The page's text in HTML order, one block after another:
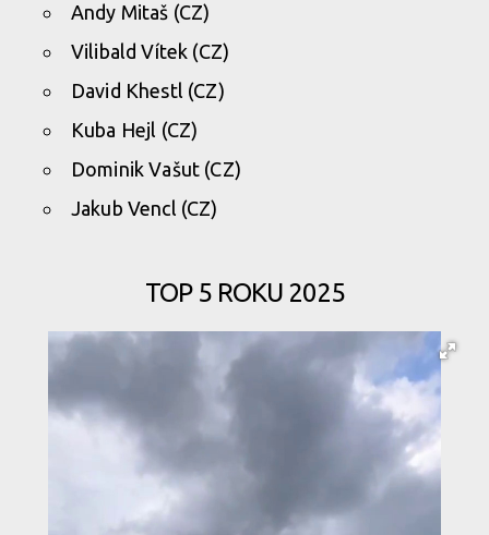
v Bikeparku
Pozvánka:
2026 - 13. června
Andy Mitaš (CZ)
Vilibald Vítek (CZ)
David Khestl (CZ)
Kuba Hejl (CZ)
Dominik Vašut (CZ)
Jakub Vencl (CZ)
TOP 5 ROKU 2025